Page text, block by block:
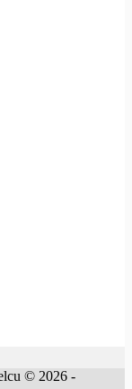
© 2026 -